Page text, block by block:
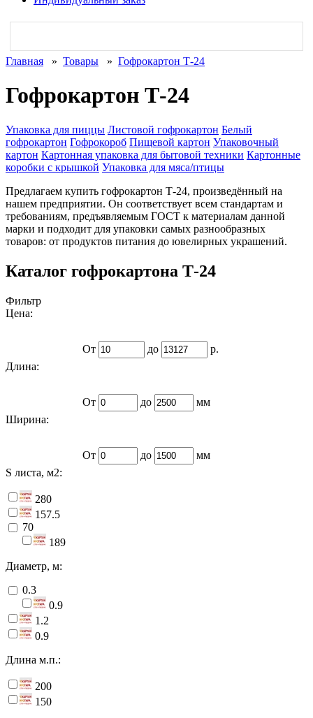
Главная » Товары » Гофрокартон Т-24
Гофрокартон Т-24
Упаковка для пиццы Листовой гофрокартон Белый
гофрокартон Гофрокороб Пищевой картон Упаковочный
картон Картонная упаковка для бытовой техники Картонные
коробки с крышкой Упаковка для мяса/птицы
Предлагаем купить гофрокартон Т-24, произведённый на
нашем предприятии. Он соответствует всем стандартам и
требованиям, предъявляемым ГОСТ к материалам данной
марки и подходит для упаковки самых разнообразных
товаров: от продуктов питания до ювелирных украшений.
Каталог гофрокартона Т-24
Фильтр
Цена:
От до
р.
Длина:
От до
мм
Ширина:
От до
мм
S листа, м2:
280
157.5
70
189
Диаметр, м:
0.3
0.9
1.2
0.9
Длина м.п.:
200
150